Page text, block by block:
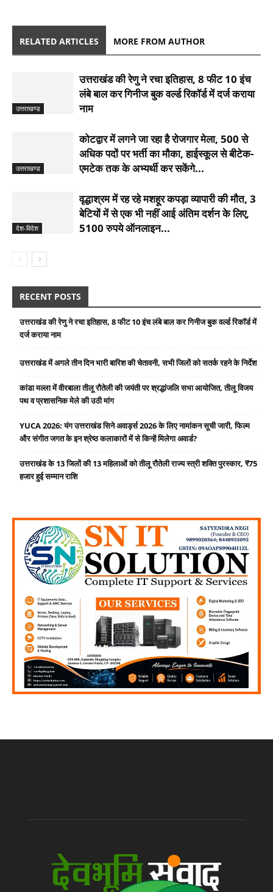
RELATED ARTICLES MORE FROM AUTHOR
उत्तराखण्ड
उत्तराखंड की रेणु ने रचा इतिहास, 8 फीट 10 इंच
लंबे बाल कर गिनीज बुक वर्ल्ड रिकॉर्ड में दर्ज कराया
नाम
उत्तराखण्ड
कोटद्वार में लगने जा रहा है रोजगार मेला, 500 से
अधिक पदों पर भर्ती का मौका, हाईस्कूल से बीटेक-
एमटेक तक के अभ्यर्थी कर सकेंगे...
देश-विदेश
वृद्धाश्रम में रह रहे मशहूर कपड़ा व्यापारी की मौत, 3
बेटियों में से एक भी नहीं आई अंतिम दर्शन के लिए,
5100 रुपये ऑनलाइन...
RECENT POSTS
उत्तराखंड की रेणु ने रचा इतिहास, 8 फीट 10 इंच लंबे बाल कर गिनीज बुक वर्ल्ड रिकॉर्ड में
दर्ज कराया नाम
उत्तराखंड में अगले तीन दिन भारी बारिश की चेतावनी, सभी जिलों को सतर्क रहने के निर्देश
कांडा मल्ला में वीरबाला तीलू रौतेली की जयंती पर श्रद्धांजलि सभा आयोजित, तीलू विजय
पथ व प्रशासनिक मेले की उठी मांग
YUCA 2026: यंग उत्तराखंड सिने अवार्ड्स 2026 के लिए नामांकन सूची जारी, फिल्म
और संगीत जगत के इन श्रेष्ठ कलाकारों में से किन्हें मिलेगा अवार्ड?
उत्तराखंड के 13 जिलों की 13 महिलाओं को तीलू रौतेली राज्य स्त्री शक्ति पुरस्कार, ₹75
हजार हुई सम्मान राशि